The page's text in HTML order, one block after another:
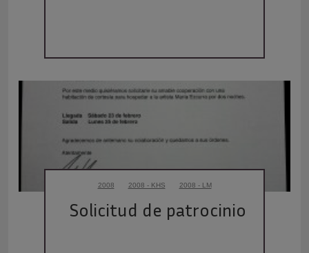
2008 2008 - KHS 2008 - LM
Solicitud de patrocinio